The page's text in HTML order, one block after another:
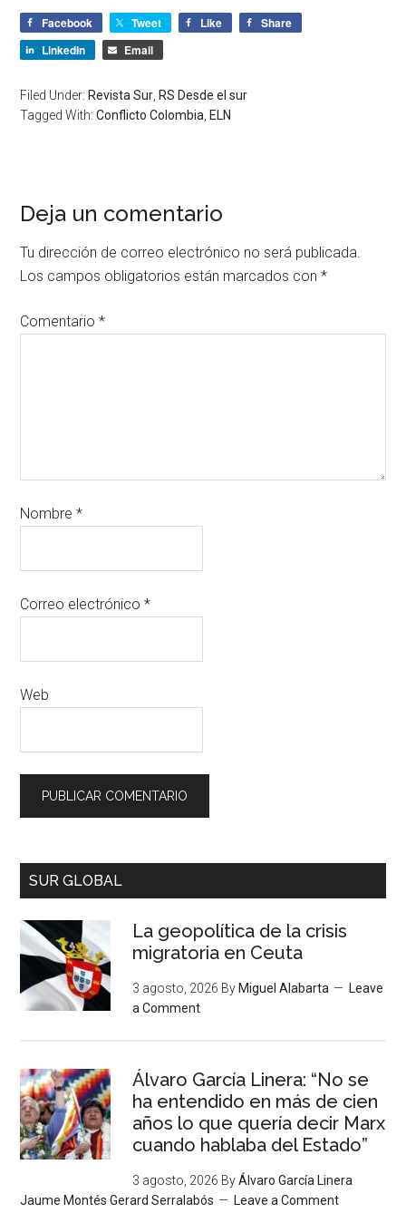
Facebook Tweet Like
Share
LinkedIn
Email
Filed Under: Revista Sur RS Desde el sur
Tagged With:Conflicto Colombia ELN
Deja un comentario
Tu dirección de correo electrónico no será publicada.
Los campos obligatorios están marcados con*
Comentario*
Nombre*
Correo electrónico*
Web
SUR GLOBAL
La geopolítica de la crisis
migratoria en Ceuta
3 agosto, 2026 By Miguel Alabarta
Leave
a Comment
Álvaro García Linera: “No se
ha entendido en más de cien
años lo que quería decir Marx
cuando hablaba del Estado”
3 agosto, 2026 ByÁlvaro García Linera
Jaume Montés Gerard Serralabós
Leave a Comment